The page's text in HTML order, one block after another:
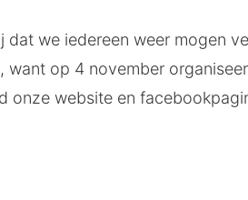
we iedereen weer mogen
op 4 november
onze website en